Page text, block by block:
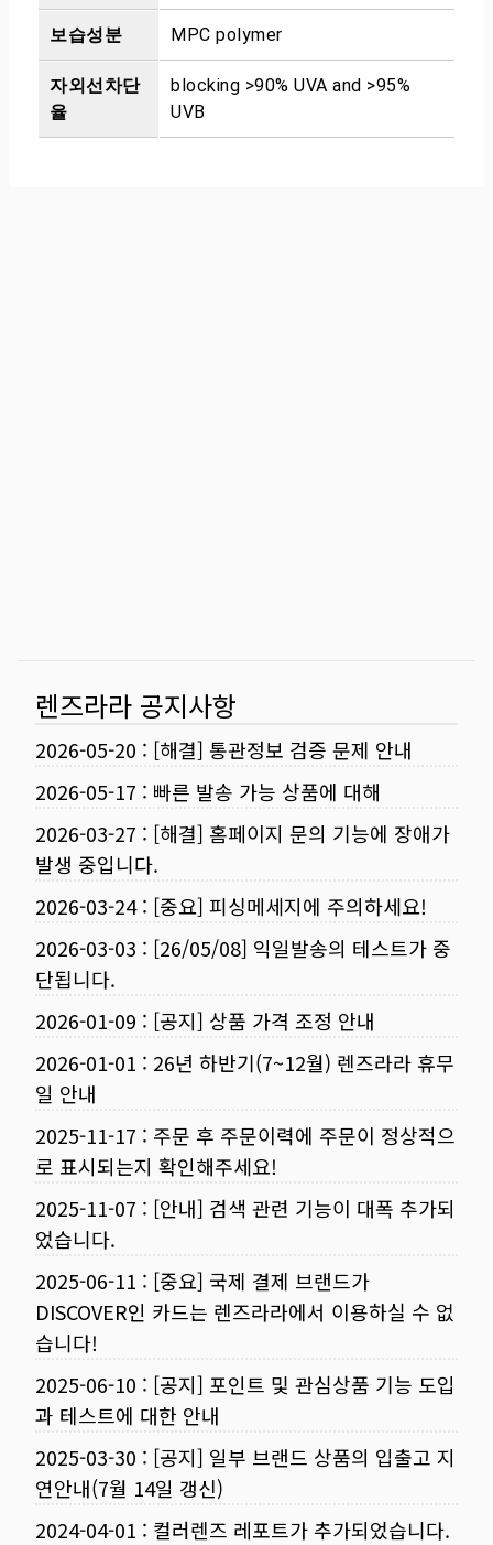
보습성분 MPC polymer
자외선차단
율
blocking >90% UVA and >95%
UVB
렌즈라라 공지사항
2026-05-20 : [해결] 통관정보 검증 문제 안내
2026-05-17 : 빠른 발송 가능 상품에 대해
2026-03-27 : [해결] 홈페이지 문의 기능에 장애가
발생 중입니다.
2026-03-24: [중요] 피싱메세지에 주의하세요!
2026-03-03 : [26/05/08] 익일발송의 테스트가 중
단됩니다.
2026-01-09 : [공지] 상품 가격 조정 안내
2026-01-01 : 26년 하반기(7~12월) 렌즈라라 휴무
일 안내
2025-11-17 : 주문 후 주문이력에 주문이 정상적으
로 표시되는지 확인해주세요!
2025-11-07 : [안내] 검색 관련 기능이 대폭 추가되
었습니다.
2025-06-11 : [중요] 국제 결제 브랜드가
DISCOVER인 카드는 렌즈라라에서 이용하실 수 없
습니다!
2025-06-10 : [공지] 포인트 및 관심상품 기능 도입
과 테스트에 대한 안내
2025-03-30 : [공지] 일부 브랜드 상품의 입출고 지
연안내(7월 14일 갱신)
2024-04-01 : 컬러렌즈 레포트가 추가되었습니다.